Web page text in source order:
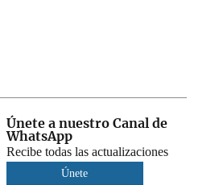
Únete a nuestro Canal de
WhatsApp
Recibe todas las actualizaciones
Únete